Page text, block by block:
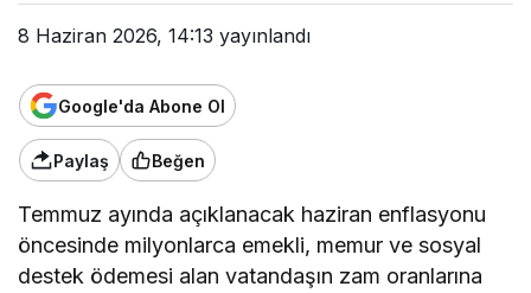
8 Haziran 2026, 14:13 yayınlandı
Google'da Abone Ol
Paylaş Beğen
Temmuz ayında açıklanacak haziran enflasyonu
öncesinde milyonlarca emekli, memur ve sosyal
destek ödemesi alan vatandaşın zam oranlarına